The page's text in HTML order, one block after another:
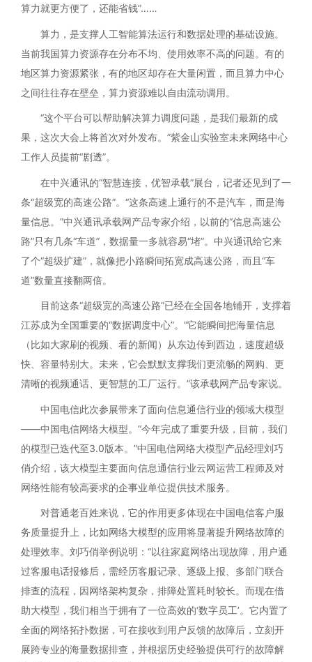
算力就更方便了，还能省钱”……
算力，是支撑人工智能算法运行和数据处理的基础设施。
当前我国算力资源存在分布不均、使用效率不高的问题。有的
地区算力资源紧张，有的地区却存在大量闲置，而且算力中心
之间往往存在壁垒，算力资源难以自由流动调用。
“这个平台可以帮助解决算力调度问题，是我们最新的成
果，这次大会上将首次对外发布。”紫金山实验室未来网络中心
工作人员提前“剧透”。
在中兴通讯的“智慧连接，优智承载”展台，记者还见到了一
条“超级宽的高速公路”。“这条高速上通行的不是汽车，而是海
量信息。”中兴通讯承载网产品专家介绍，以前的“信息高速公
路”只有几条“车道”，数据量一多就容易“堵”。中兴通讯给它来
了个“超级扩建”，就像把小路瞬间拓宽成高速公路，而且“车
道”数量直接翻两倍。
目前这条“超级宽的高速公路”已经在全国各地铺开，支撑着
江苏成为全国重要的“数据调度中心”。“它能瞬间把海量信息
（比如大家刷的视频、看的新闻）从东边传到西边，速度超级
快、容量特别大。未来，它会默默支撑我们更流畅的网购、更
清晰的视频通话、更智慧的工厂运行。”该承载网产品专家说。
中国电信此次参展带来了面向信息通信行业的领域大模型
——中国电信网络大模型。“今年完成了重要升级，目前，我们
的模型已迭代至3.0版本。”中国电信网络大模型产品经理刘巧
俏介绍，该大模型主要面向信息通信行业云网运营工程师及对
网络性能有较高要求的企事业单位提供技术服务。
对普通老百姓来说，它的作用更多体现在中国电信客户服
务质量提升上，比如网络大模型的应用将显著提升网络故障的
处理效率。刘巧俏举例说明：“以往家庭网络出现故障，用户通
过客服电话报修后，需经历客服记录、逐级上报、多部门联合
排查的流程，因网络架构复杂，排障处置耗时较长。而现在借
助大模型，我们相当于拥有了一位高效的‘数字员工’。它内置了
全面的网络拓扑数据，可在接收到用户反馈的故障后，立刻开
展跨专业的海量数据排查，并根据历史经验提供可行的故障解